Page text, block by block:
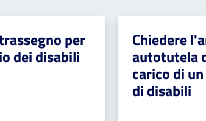
per
dei disabili
Chiedere
autotutela
carico di
di disabili